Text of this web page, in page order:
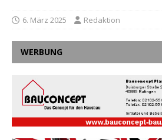
6. März 2025 Redaktion
WERBUNG